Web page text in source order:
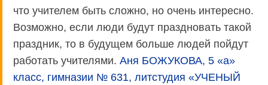
что учителем быть сложно, но очень интересно.
Возможно, если люди будут праздновать такой
праздник, то в будущем больше людей пойдут
работать учителями. Аня БОЖУКОВА, 5 «а»
класс, гимназии № 631, литстудия «УЧЕНЫЙ